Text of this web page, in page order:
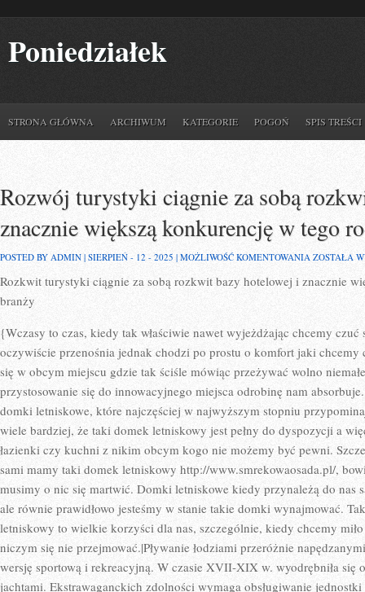
Poniedziałek
STRONA GŁÓWNA ARCHIWUM KATEGORIE POGOŃ SPIS TREŚCI
Rozwój turystyki ciągnie za sobą
znacznie większą konkurencję w tego
POSTED BY ADMIN | SIERPIEŃ - 12 - 2025 | MOŻLIWOŚĆ KOMENTOWANIA ROZWÓJ
CIĄGNIE
BAZY
HOTELOWEJ
I
ZNACZNIE
WIĘKSZĄ
TEGO
RODZAJU
BRANŻY
ZOSTAŁA
Rozkwit turystyki ciągnie za sobą rozkwit bazy hotelowej i znacznie
branży
{Wczasy to czas, kiedy tak właściwie nawet wyjeżdżając chcemy
oczywiście przenośnia jednak chodzi po prostu o komfort jaki
się w obcym miejscu gdzie tak ściśle mówiąc przeżywać wolno
przystosowanie się do innowacyjnego miejsca odrobinę nam
domki letniskowe, które najczęściej w najwyższym stopniu
wiele bardziej, że taki domek letniskowy jest pełny do dyspozycji a
łazienki czy kuchni z nikim obcym kogo nie możemy być pewni.
sami mamy taki domek letniskowy http://www.smrekowaosada.pl/,
musimy o nic się martwić. Domki letniskowe kiedy przynależą do nas
ale równie prawidłowo jesteśmy w stanie takie domki wynajmować.
letniskowy to wielkie korzyści dla nas, szczególnie, kiedy chcemy
niczym się nie przejmować.|Pływanie łodziami przeróżnie
wersję sportową i rekreacyjną. W czasie XVII-XIX w. wyodrębniła się
jachtami. Ekstrawaganckich zdolności wymaga obsługiwanie jednostki